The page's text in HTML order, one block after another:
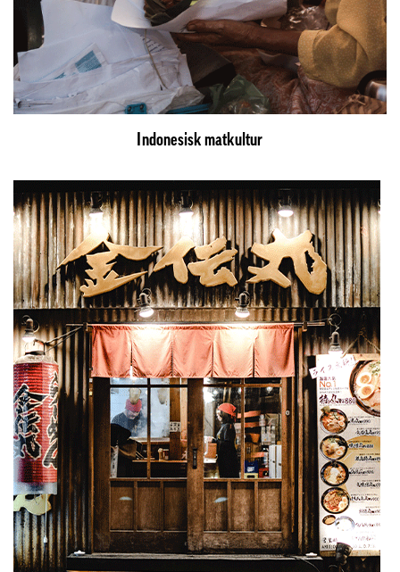
Indonesisk matkultur